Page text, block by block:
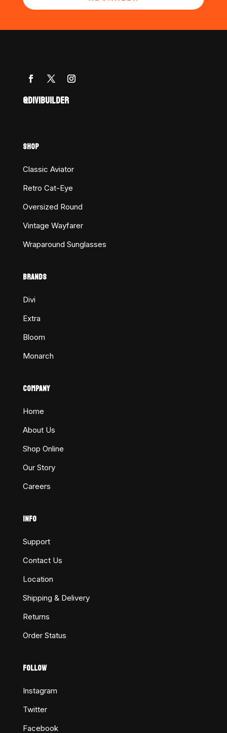
@DIVIBUILDER
SHOP
Classic Aviator
Retro Cat-Eye
Oversized Round
Vintage Wayfarer
Wraparound Sunglasses
BRANDS
Divi
Extra
Bloom
Monarch
COMPANY
Home
About Us
Shop Online
Our Story
Careers
INFO
Support
Contact Us
Location
Shipping & Delivery
Returns
Order Status
FOLLOW
Instagram
Twitter
Facebook